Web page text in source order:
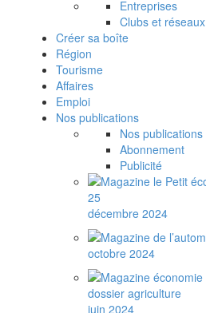
Entreprises
Clubs et réseaux
Créer sa boîte
Région
Tourisme
Affaires
Emploi
Nos publications
Nos publications
Abonnement
Publicité
décembre 2024
octobre 2024
juin 2024